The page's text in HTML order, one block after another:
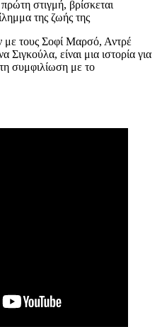
στιγμή, βρίσκεται
της ζωής της
με τους Σοφί Μαρσό, Αντρέ
Σιγκούλα, είναι μια ιστορία για
συμφιλίωση με το